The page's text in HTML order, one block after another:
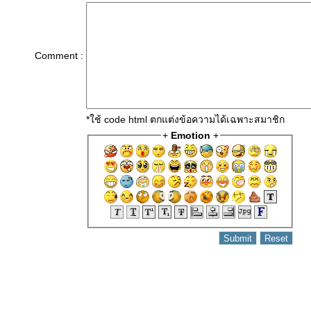
Comment :
*ใช้ code html ตกแต่งข้อความได้เฉพาะสมาชิก
+ Emotion +